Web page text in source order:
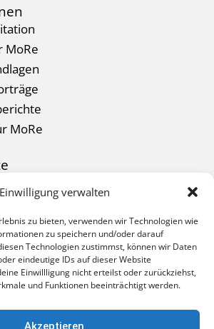
Einwilligung verwalten
zu bieten, verwenden wir Technologien wie
zu speichern und/oder darauf
Technologien zustimmst, können wir Daten
eindeutige IDs auf dieser Website
Einwillligung nicht erteilst oder zurückziehst,
und Funktionen beeinträchtigt werden.
Akzeptieren
MoRe
MoRe
Paul-Klee-Straße 3